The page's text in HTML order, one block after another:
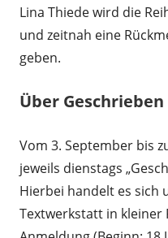
Lina Thiede wird die
und zeitnah eine
geben.
Über
Vom 3. September bis
jeweils dienstags
Hierbei handelt es sich
Textwerkstatt in